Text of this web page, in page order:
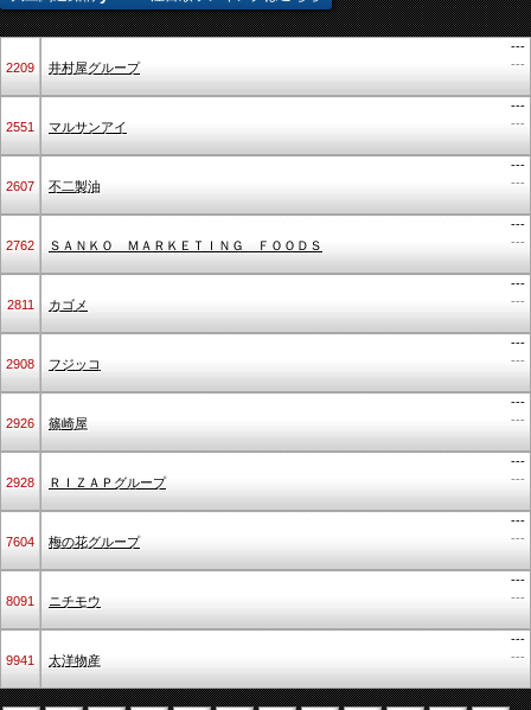
2209 井村屋グループ
---
---
2551 マルサンアイ
---
---
2607 不二製油
---
---
2762 ＳＡＮＫＯ ＭＡＲＫＥＴＩＮＧ ＦＯＯＤＳ
---
---
2811 カゴメ
---
---
2908 フジッコ
---
---
2926 篠崎屋
---
---
2928 ＲＩＺＡＰグループ
---
---
7604 梅の花グループ
---
---
8091 ニチモウ
---
---
9941 太洋物産
---
---